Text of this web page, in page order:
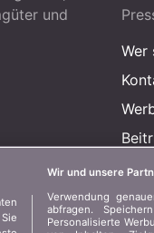
und
Wer
Wir und unsere
Verwendung
abfragen.
Personalisierte